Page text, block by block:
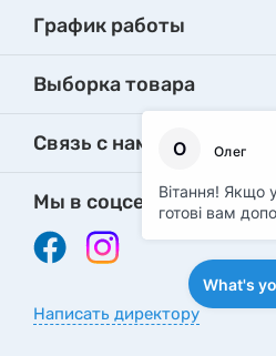
График работы
Выборка товара
Связь с нами
Мы в соцсетях
Написать директору